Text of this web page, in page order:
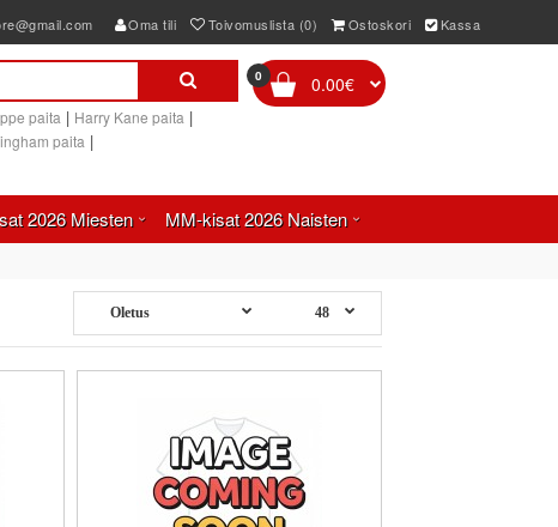
Oma tili Toivomuslista (0) Ostoskori Kassa
paita | Harry Kane paita |
paita |
0 0.00€
2026 Miesten MM-kisat 2026 Naisten